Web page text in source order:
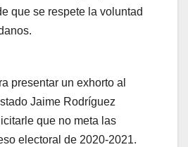
que se respete la voluntad
presentar un exhorto al
Jaime Rodríguez
que no meta las
electoral de 2020-2021.